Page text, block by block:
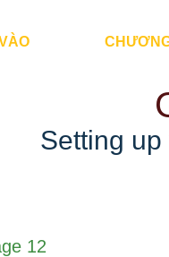
Setting
12